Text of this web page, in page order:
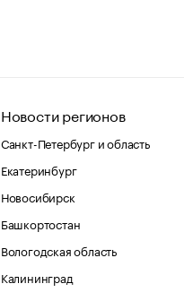
Новости регионов
Санкт-Петербург и область
Екатеринбург
Новосибирск
Башкортостан
Вологодская область
Калининград